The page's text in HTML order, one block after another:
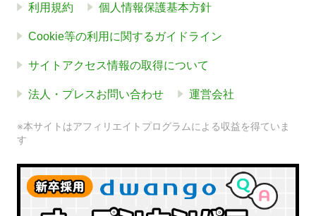
利用規約 個人情報保護基本方針
Cookie等の利用に関するガイドライン
サイトアクセス情報の取得について
法人・プレスお問い合わせ 運営会社
※本サイトはアフィリエイトプログラムによる収益を得ていま
す